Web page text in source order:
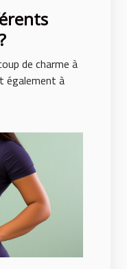
de charme à
également à